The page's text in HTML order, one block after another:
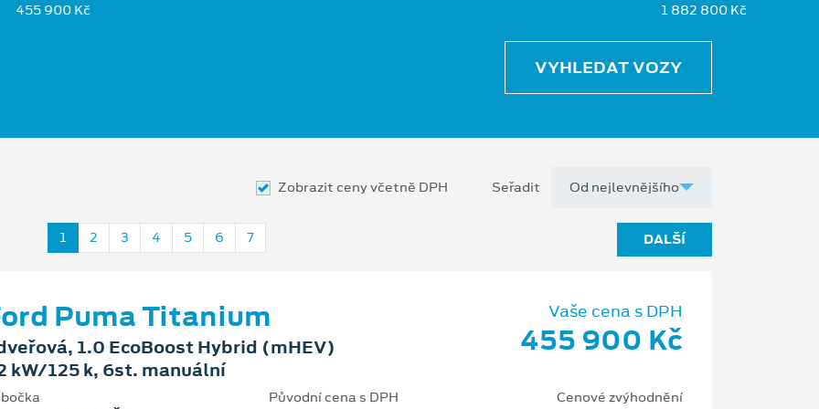
455 900 Kč 1 882 800 Kč
VYHLEDAT VOZY
Zobrazit ceny včetně DPH Seřadit
1 2 3 4 5 6 7 DALŠÍ
Puma Titanium
1.0 EcoBoost Hybrid (mHEV)
kW/125 k, 6st. manuální
Vaše cena s DPH
455 900 Kč
Původní cena s DPH Cenové zvýhodnění